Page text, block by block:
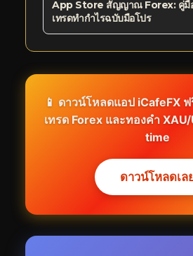
App Store สัญญาณ Forex: คู่มือ
เทรดทำกำไรฉบับมือโปร
📱 ดาวน์โหลดแอป
เทรด Forex และทองคำ
time
ดาวน์โหลดเล